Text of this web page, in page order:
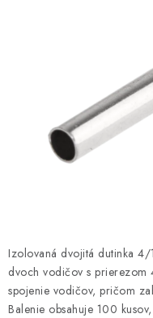
SVORKY,
BATÉRIE A NABÍJAČKY
ELEKTRICKÉ
SVIETIDLÁ A SVETELNÉ
ÚLOŽNÝ MATERIÁL
Izolovaná dvojitá dutinka
dvoch vodičov s prierezom
spojenie vodičov, pričom
Balenie obsahuje 100